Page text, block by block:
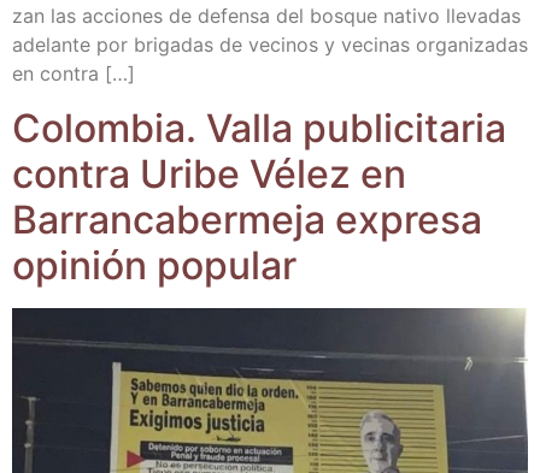
zan las accio­nes de defen­sa del bos­que nati­vo lle­va­das
ade­lan­te por bri­ga­das de veci­nos y veci­nas orga­ni­za­das
en contra […]
Colom­bia. Valla publi­ci­ta­ria
con­tra Uri­be Vélez en
Barran­ca­ber­me­ja expre­sa
opi­nión popular